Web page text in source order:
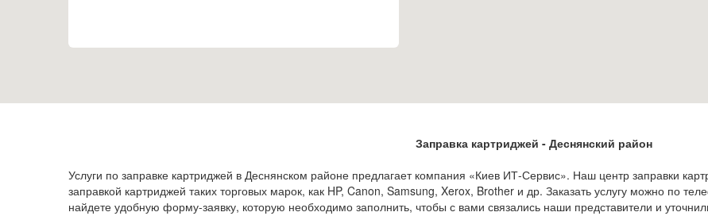
Заправка картриджей - Деснянский район
Услуги по заправке картриджей в Деснянском районе предлагает компания «Киев ИТ-Сервис». Наш центр заправки
заправкой картриджей таких торговых марок, как HP, Canon, Samsung, Xerox, Brother и др. Заказать услугу можно по
найдете удобную форму-заявку, которую необходимо заполнить, чтобы с вами связались наши представители и